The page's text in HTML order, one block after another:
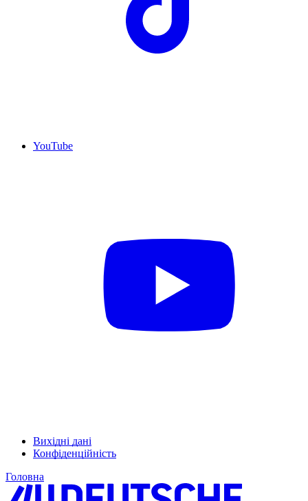
YouTube
Вихідні дані
Конфіденційність
Головна